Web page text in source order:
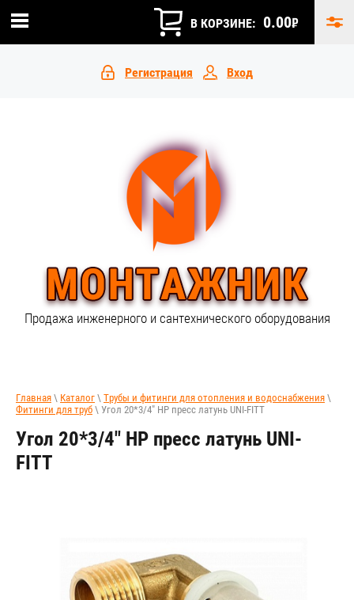
В КОРЗИНЕ: 0.00₽
Регистрация Вход
Продажа инженерного и сантехнического оборудования
Главная \ Каталог \ Трубы и фитинги для отопления и водоснабжения \
Фитинги для труб \ Угол 20*3/4" НР пресс латунь UNI-FITT
Угол 20*3/4" НР пресс латунь UNI-
FITT